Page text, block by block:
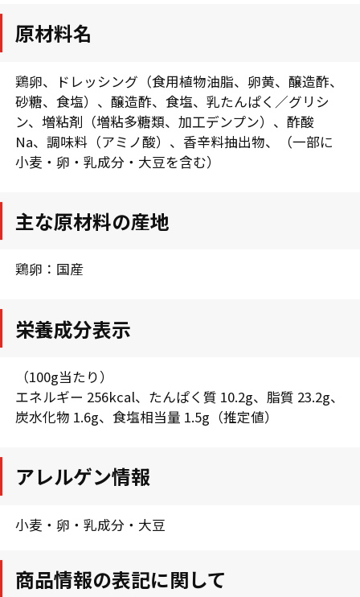
原材料名
鶏卵、ドレッシング（食用植物油脂、卵黄、醸造酢、
砂糖、食塩）、醸造酢、食塩、乳たんぱく／グリシ
ン、増粘剤（増粘多糖類、加工デンプン）、酢酸
Na、調味料（アミノ酸）、香辛料抽出物、（一部に
小麦・卵・乳成分・大豆を含む）
主な原材料の産地
鶏卵：国産
栄養成分表示
（100g当たり）
エネルギー 256kcal、たんぱく質 10.2g、脂質 23.2g、
炭水化物 1.6g、食塩相当量 1.5g（推定値）
アレルゲン情報
小麦・卵・乳成分・大豆
商品情報の表記に関して